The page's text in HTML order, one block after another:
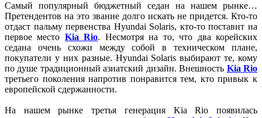
Самый популярный бюджетный седан на нашем рынке…
Претендентов на это звание долго искать не придется. Кто-то
отдаст пальму первенства Hyundai Solaris, кто-то поставит на
первое место Kia Rio. Несмотря на то, что два корейских
седана очень схожи между собой в техническом плане,
покупатели у них разные. Hyundai Solaris выбирают те, кому
по душе традиционный азиатский дизайн. Внешность Kia Rio
третьего поколения напротив понравится тем, кто привык к
европейской сдержанности.
На нашем рынке третья генерация Kia Rio появилась